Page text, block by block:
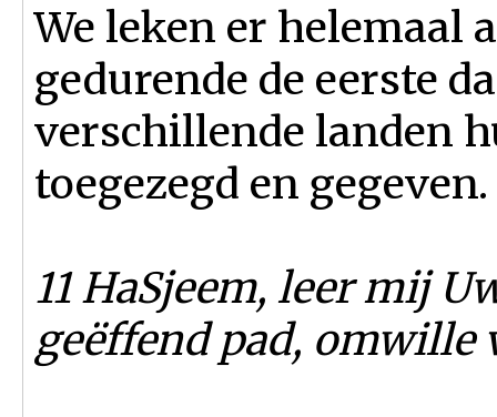
We leken er helemaal
gedurende de eerste
verschillende landen
toegezegd en gegeven.
11 HaSjeem, leer mij
geëffend pad, omwille